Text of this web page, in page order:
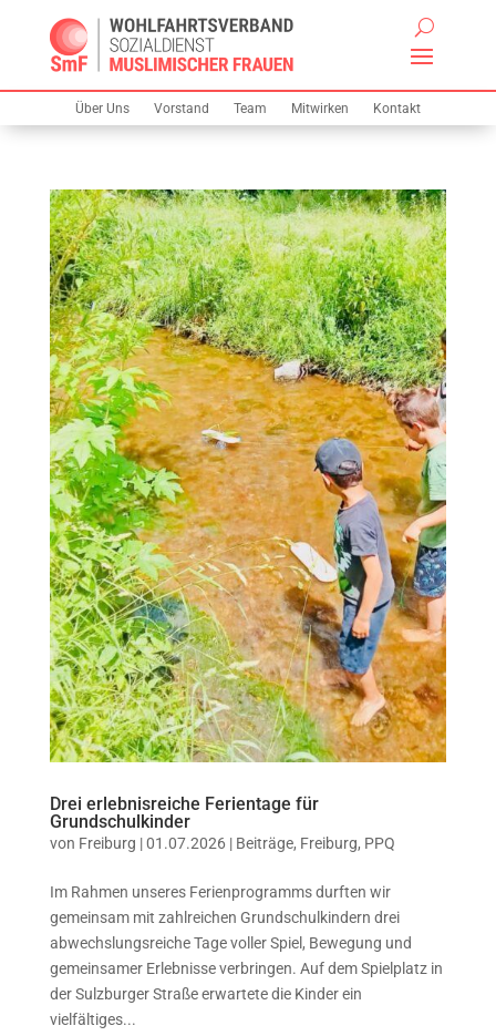
Über Uns Vorstand Team Mitwirken Kontakt
Drei erlebnisreiche Ferientage für
Grundschulkinder
von Freiburg |01.07.2026| Beiträge, Freiburg, PPQ
Im Rahmen unseres Ferienprogramms durften wir
gemeinsam mit zahlreichen Grundschulkindern drei
abwechslungsreiche Tage voller Spiel, Bewegung und
gemeinsamer Erlebnisse verbringen. Auf dem Spielplatz in
der Sulzburger Straße erwartete die Kinder ein
vielfältiges...